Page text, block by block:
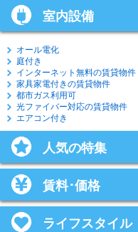
室内設備
オール電化
庭付き
インターネット無料の賃貸物件
家具家電付きの賃貸物件
都市ガス利用可
光ファイバー対応の賃貸物件
エアコン付き
人気の特集
賃料･価格
ライフスタイル